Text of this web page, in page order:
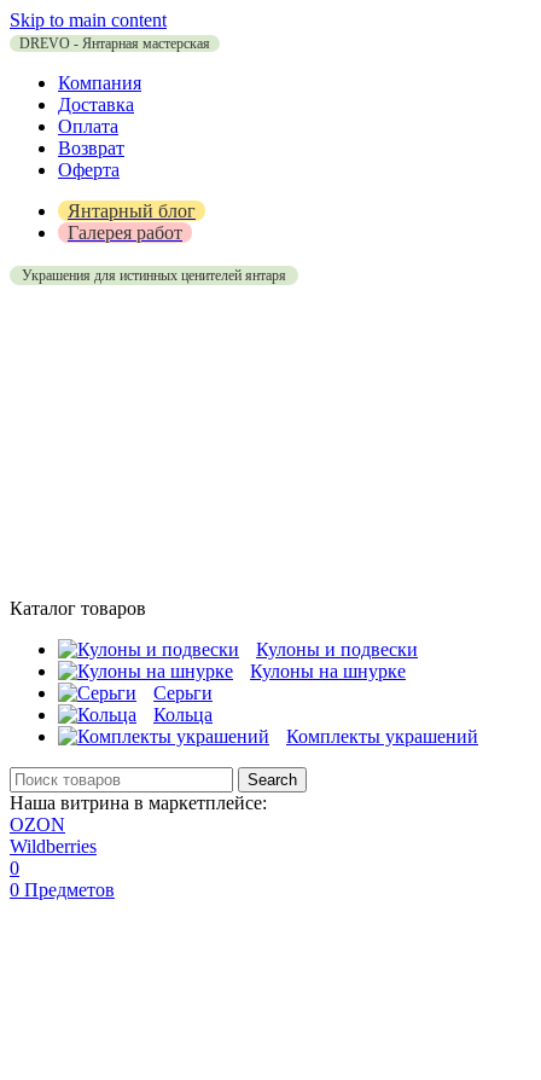
Skip to main content
DREVO - Янтарная мастерская
Компания
Доставка
Оплата
Возврат
Оферта
Янтарный блог
Галерея работ
Украшения для истинных ценителей янтаря
Каталог товаров
Кулоны и подвески
Кулоны на шнурке
Серьги
Кольца
Комплекты украшений
Search
Наша витрина в маркетплейсе:
OZON
Wildberries
0
0 Предметов